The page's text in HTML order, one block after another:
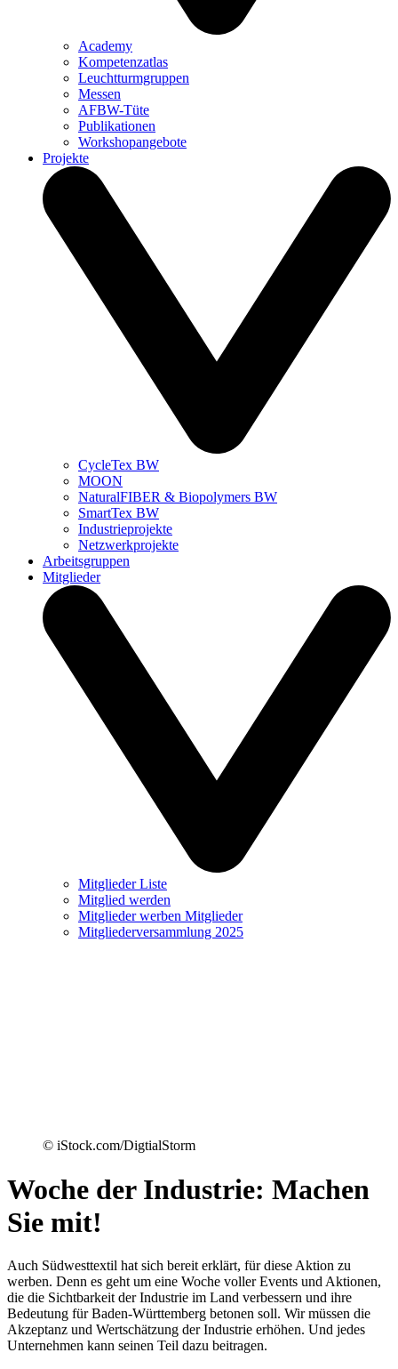
Academy
Kompetenzatlas
Leuchtturm­gruppen
Messen
AFBW-Tüte
Publikationen
Workshopangebote
Projekte
CycleTex BW
MOON
NaturalFIBER & Biopolymers BW
SmartTex BW
Industrieprojekte
Netzwerkprojekte
Arbeitsgruppen
Mitglieder
Mitglieder Liste
Mitglied werden
Mitglieder werben Mitglieder
Mitgliederversammlung 2025
© iStock.com/DigtialStorm
Woche der Industrie: Machen
Sie mit!
Auch Südwesttextil hat sich bereit erklärt, für diese Aktion zu
werben. Denn es geht um eine Woche voller Events und Aktionen,
die die Sichtbarkeit der Industrie im Land verbessern und ihre
Bedeutung für Baden-Württemberg betonen soll. Wir müssen die
Akzeptanz und Wertschätzung der Industrie erhöhen. Und jedes
Unternehmen kann seinen Teil dazu beitragen.